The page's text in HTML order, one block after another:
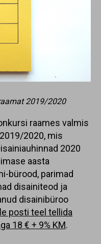
2019/2020
raames valmis
2020, mis
2020
aasta
bürood, parimad
disainiteod ja
disainibüroo
posti teel tellida
18 € + 9% KM.